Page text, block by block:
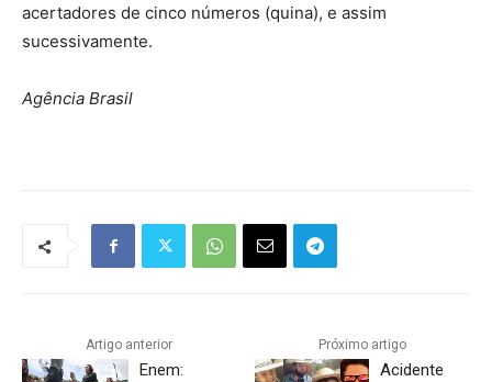
acertadores de cinco números (quina), e assim
sucessivamente.
Agência Brasil
Artigo anterior
Enem:
Próximo artigo
Acidente